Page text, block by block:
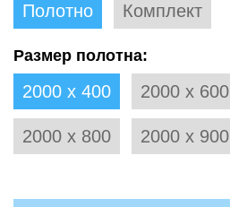
Полотно Комплект
Размер полотна:
2000 х 400 2000 х 600
2000 х 800 2000 х 900